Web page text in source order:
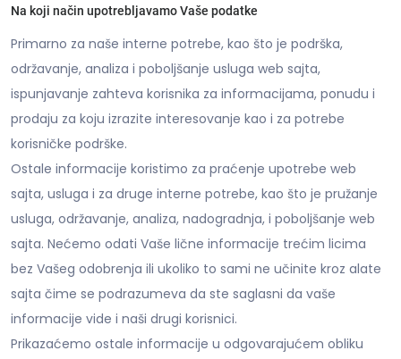
Na koji način upotrebljavamo Vaše podatke
Primarno za naše interne potrebe, kao što je podrška,
održavanje, analiza i poboljšanje usluga web sajta,
ispunjavanje zahteva korisnika za informacijama, ponudu i
prodaju za koju izrazite interesovanje kao i za potrebe
korisničke podrške.
Ostale informacije koristimo za praćenje upotrebe web
sajta, usluga i za druge interne potrebe, kao što je pružanje
usluga, održavanje, analiza, nadogradnja, i poboljšanje web
sajta. Nećemo odati Vaše lične informacije trećim licima
bez Vašeg odobrenja ili ukoliko to sami ne učinite kroz alate
sajta čime se podrazumeva da ste saglasni da vaše
informacije vide i naši drugi korisnici.
Prikazaćemo ostale informacije u odgovarajućem obliku